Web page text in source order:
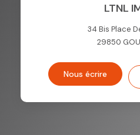
LTNL
34 Bis Place
29850
Nous écrire